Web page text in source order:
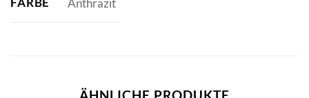
Anthrazit